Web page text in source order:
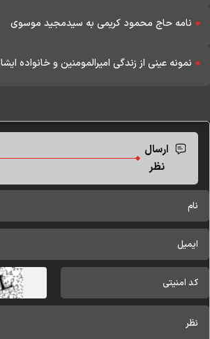
نامه حاج محمود کریمی به سیدمجید موسوی
نمونه عینی از زندگی امیرالمومنین و خانواده ایشان
ارسال
نظر